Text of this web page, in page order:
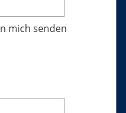
mich senden